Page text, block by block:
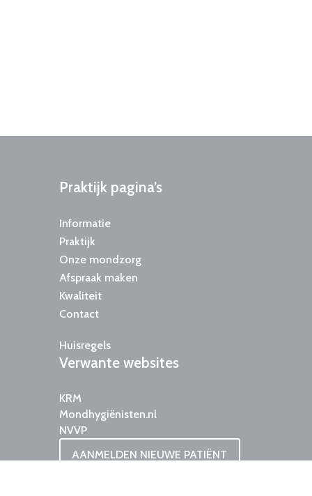
Praktijk pagina’s
Informatie
Praktijk
Onze mondzorg
Afspraak maken
Kwaliteit
Contact
Huisregels
Verwantewebsites
KRM
Mondhygiënisten.nl
NVVP
AANMELDEN NIEUWE PATIËNT